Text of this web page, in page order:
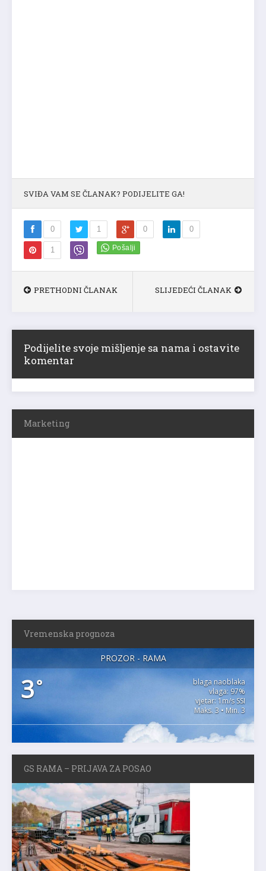
SVIĐA VAM SE ČLANAK? PODIJELITE GA!
0 1 0 0
1
PRETHODNI ČLANAK SLIJEDEĆI ČLANAK
Podijelite svoje mišljenje sa nama i ostavite
komentar
Marketing
Vremenska prognoza
PROZOR - RAMA
3°
blaga naoblaka
vlaga: 97%
vjetar: 1m/s SSI
Maks. 3 • Min. 3
GS RAMA – PRIJAVA ZA POSAO